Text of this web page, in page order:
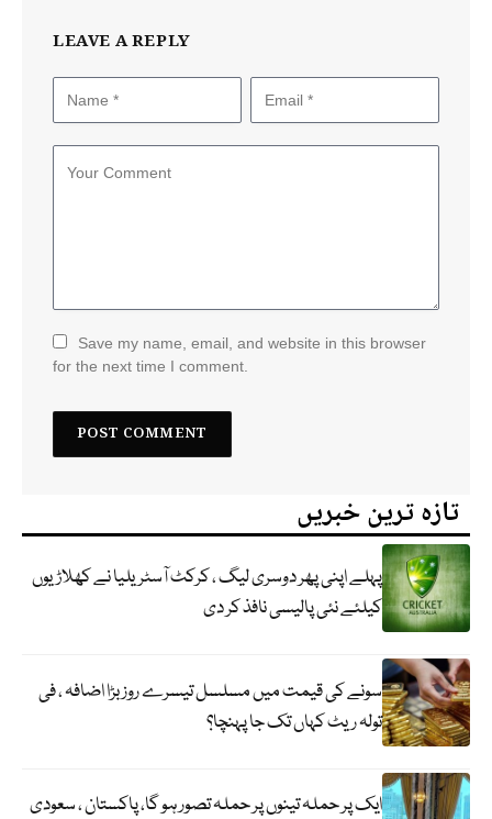
LEAVE A REPLY
Save my name, email, and website in this browser
for the next time I comment.
تازہ ترین خبریں
پہلے اپنی پھر دوسری لیگ ، کرکٹ آسٹریلیا نے کھلاڑیوں
کیلئے نئی پالیسی نافذ کر دی
سونے کی قیمت میں مسلسل تیسرے روز بڑا اضافہ ، فی
تولہ ریٹ کہاں تک جا پہنچا؟
ایک پر حملہ تینوں پر حملہ تصور ہو گا، پاکستان ، سعودی